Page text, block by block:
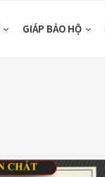
GIÁP BẢO HỘ
Áo Giáp